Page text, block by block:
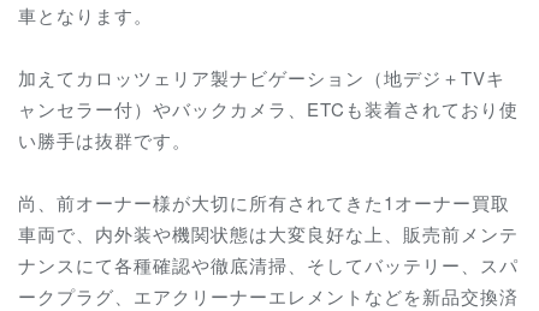
車となります。
加えてカロッツェリア製ナビゲーション（地デジ＋TVキ
ャンセラー付）やバックカメラ、ETCも装着されており使
い勝手は抜群です。
尚、前オーナー様が大切に所有されてきた1オーナー買取
車両で、内外装や機関状態は大変良好な上、 販売前メンテ
ナンスにて各種確認や徹底清掃、そしてバッテリー、スパ
ークプラグ、エアクリーナーエレメントなどを新品交換済